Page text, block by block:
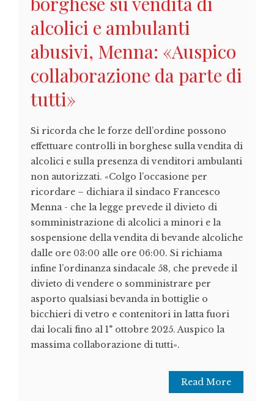
alcolici e ambulanti
abusivi, Menna: «Auspico
collaborazione da parte di
tutti»
Si ricorda che le forze dell’ordine possono
effettuare controlli in borghese sulla vendita di
alcolici e sulla presenza di venditori ambulanti
non autorizzati. «Colgo l’occasione per
ricordare – dichiara il sindaco Francesco
Menna - che la legge prevede il divieto di
somministrazione di alcolici a minori e la
sospensione della vendita di bevande alcoliche
dalle ore 03:00 alle ore 06:00. Si richiama
infine l’ordinanza sindacale 58, che prevede il
divieto di vendere o somministrare per
asporto qualsiasi bevanda in bottiglie o
bicchieri di vetro e contenitori in latta fuori
dai locali fino al 1° ottobre 2025. Auspico la
massima collaborazione di tutti».
Read More